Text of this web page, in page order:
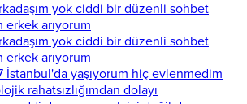
yok ciddi bir düzenli sohbet
arıyorum
yok ciddi bir düzenli sohbet
arıyorum
İstanbul'da yaşıyorum hiç evlenmedim
rahatsızlığımdan dolayı